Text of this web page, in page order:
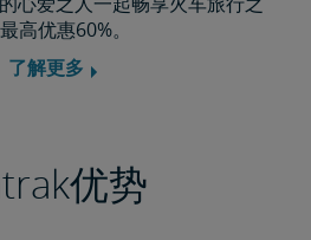
高优惠60%。
了解更多
优势